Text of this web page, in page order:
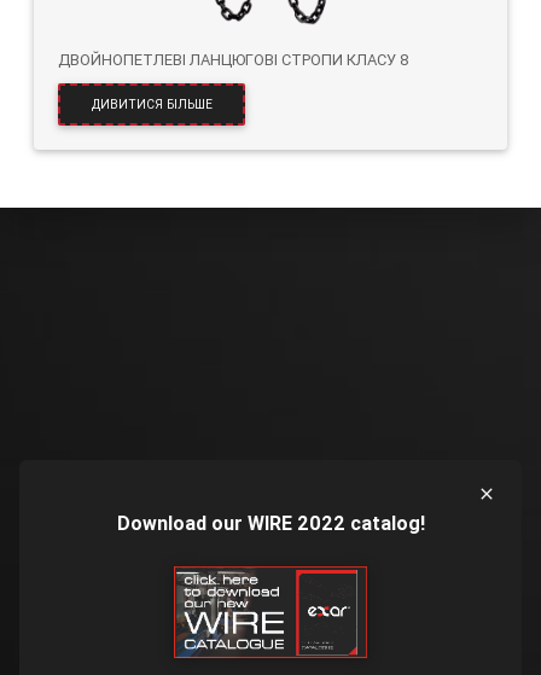
ДВОЙНОПЕТЛЕВІ ЛАНЦЮГОВІ СТРОПИ КЛАСУ 8
ДИВИТИСЯ БІЛЬШЕ
Download our WIRE 2022 catalog!